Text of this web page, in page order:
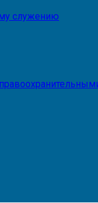
служению